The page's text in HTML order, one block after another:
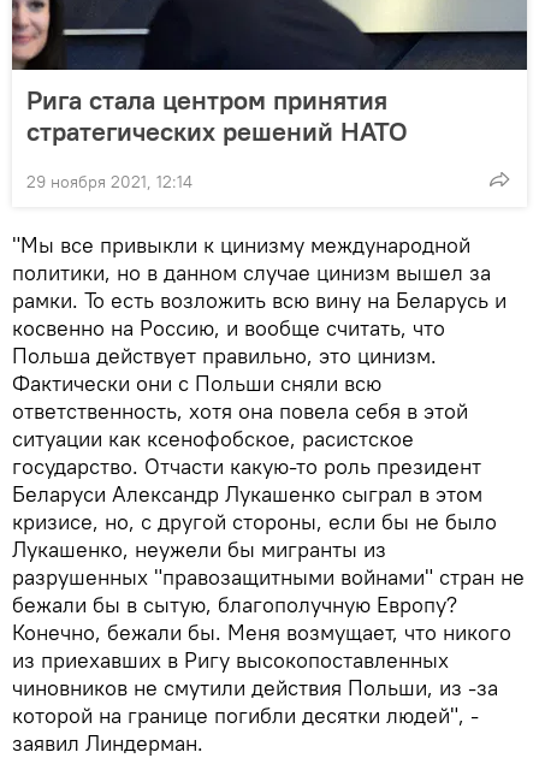
Рига стала центром принятия
стратегических решений НАТО
29 ноября 2021, 12:14
"Мы все привыкли к цинизму международной
политики, но в данном случае цинизм вышел за
рамки. То есть возложить всю вину на Беларусь и
косвенно на Россию, и вообще считать, что
Польша действует правильно, это цинизм.
Фактически они с Польши сняли всю
ответственность, хотя она повела себя в этой
ситуации как ксенофобское, расистское
государство. Отчасти какую-то роль президент
Беларуси Александр Лукашенко сыграл в этом
кризисе, но, с другой стороны, если бы не было
Лукашенко, неужели бы мигранты из
разрушенных "правозащитными войнами" стран не
бежали бы в сытую, благополучную Европу?
Конечно, бежали бы. Меня возмущает, что никого
из приехавших в Ригу высокопоставленных
чиновников не смутили действия Польши, из -за
которой на границе погибли десятки людей", -
заявил Линдерман.